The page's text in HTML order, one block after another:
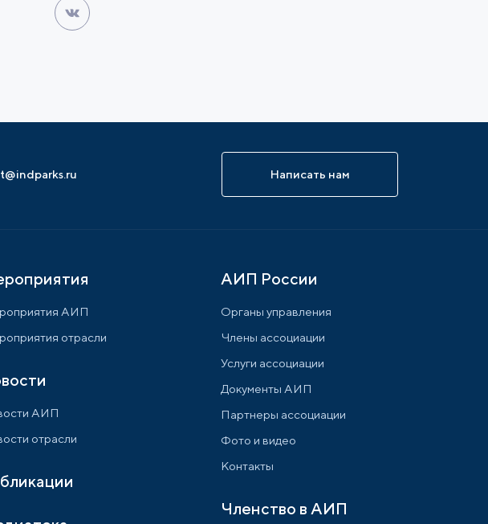
Написать нам
АИП
отрасли
АИП
отрасли
АИП России
Органы управления
Члены ассоциации
Услуги ассоциации
Документы АИП
Партнеры ассоциации
Фото и видео
Контакты
Членство в АИП